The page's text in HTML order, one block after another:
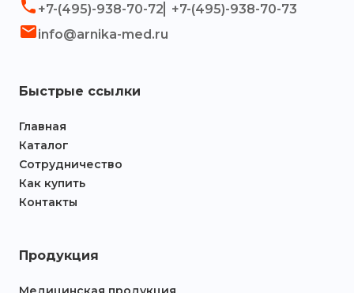
+7-(495)-938-70-72
+7-(495)-938-70-73
info@arnika-med.ru
Быстрые ссылки
Главная
Каталог
Сотрудничество
Как купить
Контакты
Продукция